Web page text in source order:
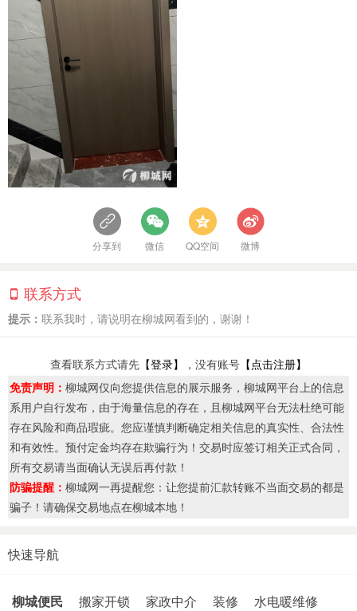
分享到 微信 QQ空间 微博
联系方式
提示： 联系我时，请说明在柳城网看到的，谢谢！
查看联系方式请先 【登录】 ，没有账号 【点击注册】
免责声明： 柳城网仅向您提供信息的展示服务，柳城网平台上的信息
系用户自行发布，由于海量信息的存在，且柳城网平台无法杜绝可能
存在风险和商品瑕疵。您应谨慎判断确定相关信息的真实性、合法性
和有效性。预付定金均存在欺骗行为！交易时应签订相关正式合同，
所有交易请当面确认无误后再付款！
防骗提醒： 柳城网一再提醒您：让您提前汇款转账不当面交易的都是
骗子！请确保交易地点在柳城本地！
快速导航
柳城便民 搬家开锁 家政中介 装修
水电暖维修